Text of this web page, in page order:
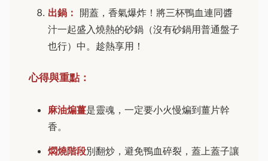
出鍋： 開蓋，香氣爆炸！將三杯鴨血連同醬
汁一起盛入燒熱的砂鍋（沒有砂鍋用普通盤子
也行）中。趁熱享用！
心得與重點：
麻油煸薑是靈魂，一定要小火慢煸到薑片幹
香。
燜燒階段別翻炒，避免鴨血碎裂，蓋上蓋子讓